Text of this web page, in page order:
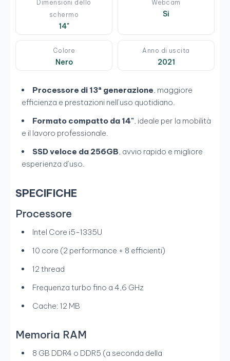
Dimensioni dello
schermo
14"
Webcam
Si
Colore
Nero
Anno di uscita
2021
Processore di 13ª generazione , maggiore
efficienza e prestazioni nell’uso quotidiano.
Formato compatto da 14" , ideale per la mobilità
e il lavoro professionale.
SSD veloce da 256GB , avvio rapido e migliore
esperienza d’uso.
SPECIFICHE
Processore
Intel Core i5-1335U
10 core (2 performance + 8 efficienti)
12 thread
Frequenza turbo fino a 4,6 GHz
Cache: 12 MB
Memoria RAM
8 GB DDR4 o DDR5 (a seconda della